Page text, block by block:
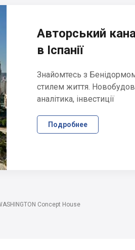
Авторський
в Іспанії
Знайомтесь з
стилем життя.
аналітика, інвестиції
Подробнее
Concept House